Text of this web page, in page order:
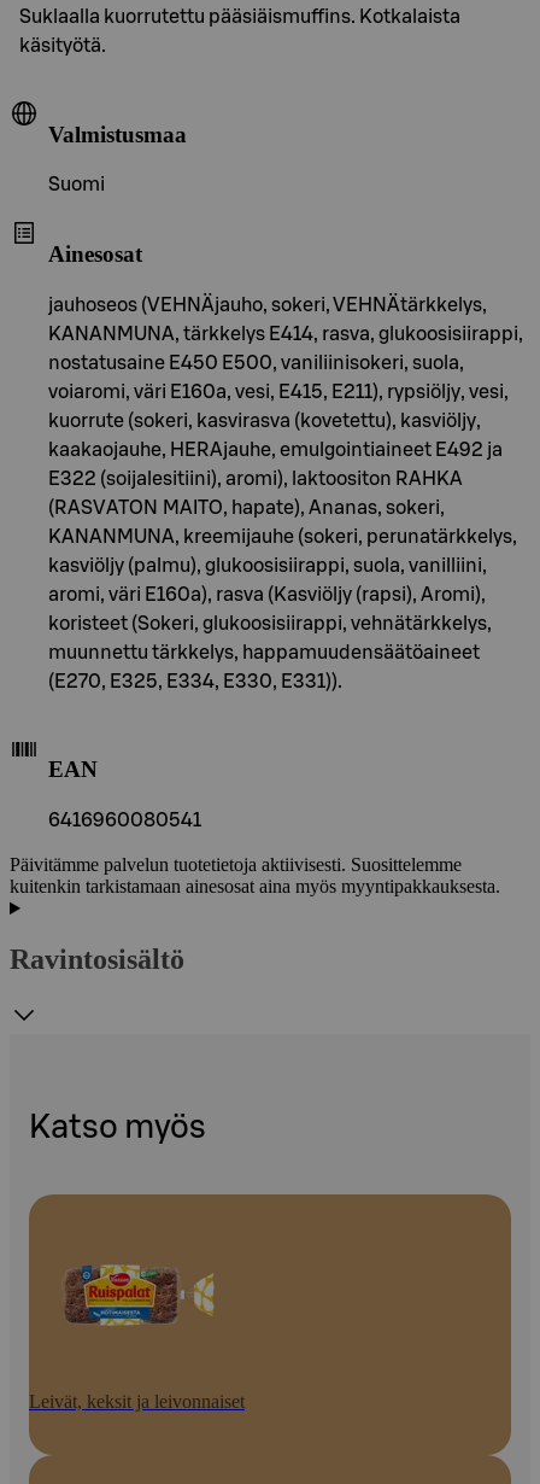
Suklaalla kuorrutettu pääsiäismuffins. Kotkalaista
käsityötä.
Valmistusmaa
Suomi
Ainesosat
jauhoseos (VEHNÄjauho, sokeri, VEHNÄtärkkelys,
KANANMUNA, tärkkelys E414, rasva, glukoosisiirappi,
nostatusaine E450 E500, vaniliinisokeri, suola,
voiaromi, väri E160a, vesi, E415, E211), rypsiöljy, vesi,
kuorrute (sokeri, kasvirasva (kovetettu), kasviöljy,
kaakaojauhe, HERAjauhe, emulgointiaineet E492 ja
E322 (soijalesitiini), aromi), laktoositon RAHKA
(RASVATON MAITO, hapate), Ananas, sokeri,
KANANMUNA, kreemijauhe (sokeri, perunatärkkelys,
kasviöljy (palmu), glukoosisiirappi, suola, vanilliini,
aromi, väri E160a), rasva (Kasviöljy (rapsi), Aromi),
koristeet (Sokeri, glukoosisiirappi, vehnätärkkelys,
muunnettu tärkkelys, happamuudensäätöaineet
(E270, E325, E334, E330, E331)).
EAN
6416960080541
Päivitämme palvelun tuotetietoja aktiivisesti. Suosittelemme
kuitenkin tarkistamaan ainesosat aina myös myyntipakkauksesta.
Ravintosisältö
Katso myös
Leivät, keksit ja leivonnaiset